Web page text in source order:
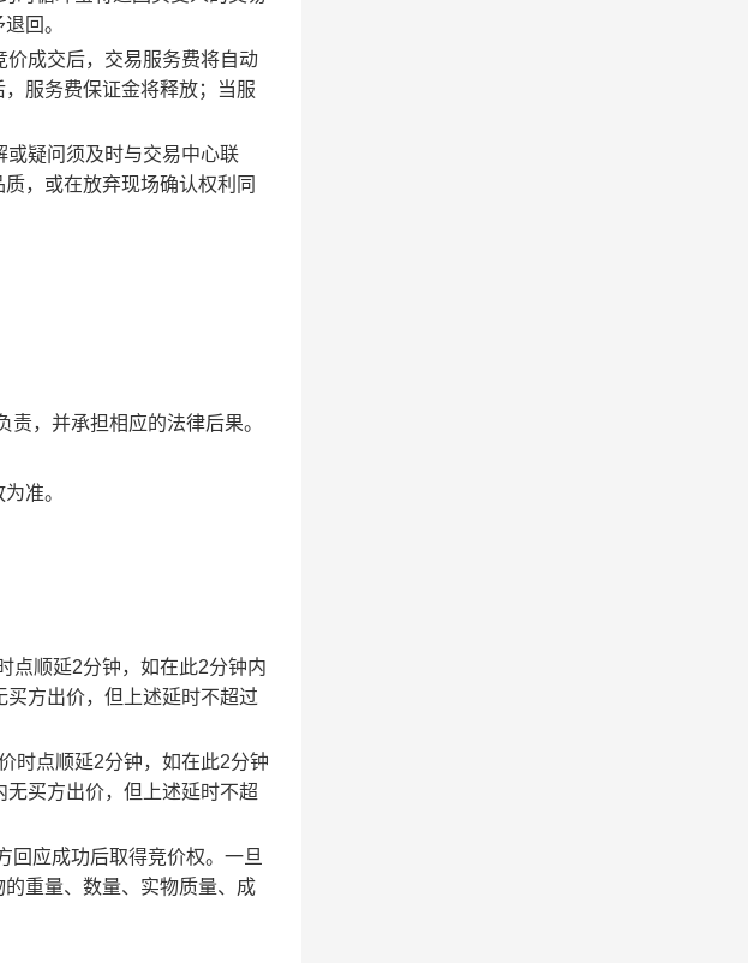
回。
成交后，交易服务费将自动
服务费保证金将释放；当服
疑问须及时与交易中心联
，或在放弃现场确认权利同
，并承担相应的法律后果。
准。
点顺延2分钟，如在此2分钟内
方出价，但上述延时不超过
时点顺延2分钟，如在此2分钟
买方出价，但上述延时不超
回应成功后取得竞价权。一旦
重量、数量、实物质量、成